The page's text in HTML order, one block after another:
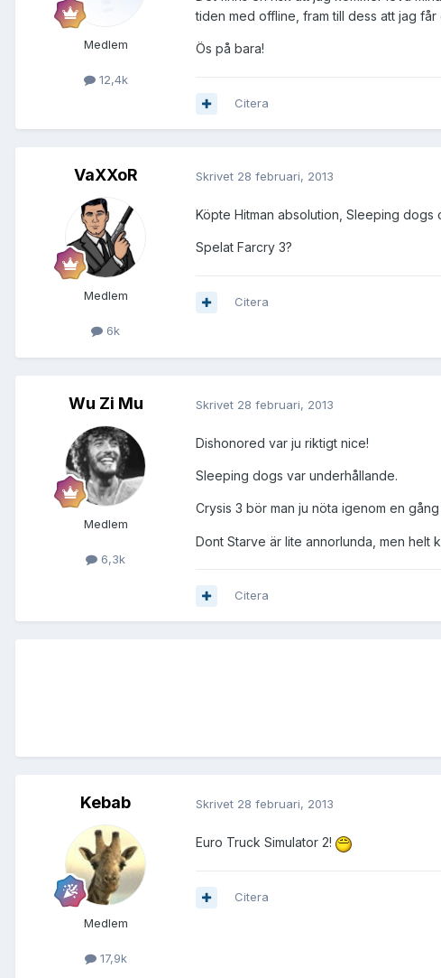
Medlem
12,4k
tiden med offline, fram till dess att jag
Ös på bara!
Citera
VaXXoR
Medlem
6k
Skrivet 28 februari, 2013
Köpte Hitman absolution, Sleeping dogs
Spelat Farcry 3?
Citera
Wu Zi Mu
Medlem
6,3k
Skrivet 28 februari, 2013
Dishonored var ju riktigt nice!
Sleeping dogs var underhållande.
Crysis 3 bör man ju nöta igenom en
Dont Starve är lite annorlunda, men helt
Citera
Kebab
Medlem
17,9k
Skrivet 28 februari, 2013
Euro Truck Simulator 2!
Citera